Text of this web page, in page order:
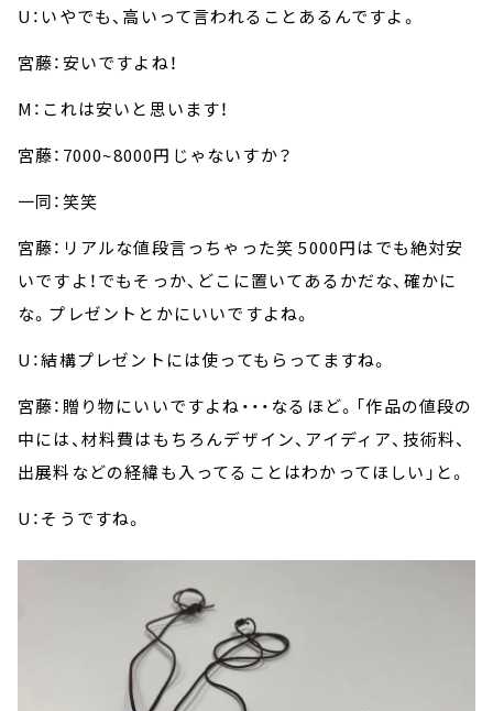
U：いやでも、高いって言われることあるんですよ。
宮藤：安いですよね！
M：これは安いと思います！
宮藤：7000~8000円じゃないすか？
一同：笑笑
宮藤：リアルな値段言っちゃった笑 5000円はでも絶対安
いですよ！でもそっか、どこに置いてあるかだな、確かに
な。プレゼントとかにいいですよね。
U：結構プレゼントには使ってもらってますね。
宮藤：贈り物にいいですよね・・・なるほど。「作品の値段の
中には、材料費はもちろんデザイン、アイディア、技術料、
出展料などの経緯も入ってることはわかってほしい」と。
U：そうですね。